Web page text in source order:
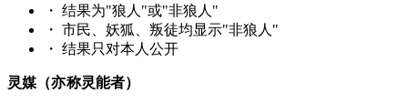
・ 结果为"狼人"或"非狼人"
・ 市民、妖狐、叛徒均显示"非狼人"
・ 结果只对本人公开
灵媒（亦称灵能者）